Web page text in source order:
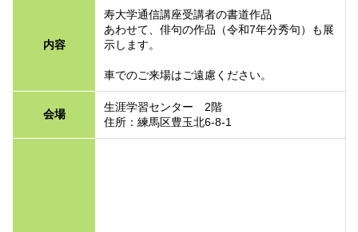
内容
寿大学通信講座受講者の書道作品
あわせて、俳句の作品（令和7年分秀句）も展
示します。
車でのご来場はご遠慮ください。
会場
生涯学習センター 2階
住所：練馬区豊玉北6-8-1